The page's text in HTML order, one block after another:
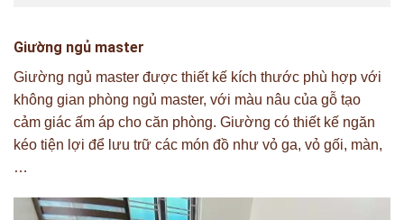
Giường ngủ master
Giường ngủ master được thiết kế kích thước phù hợp với
không gian phòng ngủ master, với màu nâu của gỗ tạo
cảm giác ấm áp cho căn phòng. Giường có thiết kế ngăn
kéo tiện lợi để lưu trữ các món đồ như vỏ ga, vỏ gối, màn,
…